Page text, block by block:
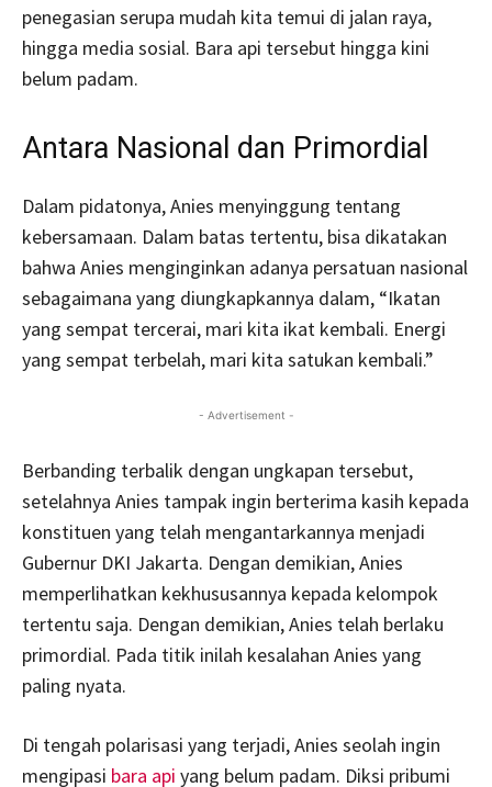
penegasian serupa mudah kita temui di jalan raya,
hingga media sosial. Bara api tersebut hingga kini
belum padam.
Antara Nasional dan Primordial
Dalam pidatonya, Anies menyinggung tentang
kebersamaan. Dalam batas tertentu, bisa dikatakan
bahwa Anies menginginkan adanya persatuan nasional
sebagaimana yang diungkapkannya dalam, “Ikatan
yang sempat tercerai, mari kita ikat kembali. Energi
yang sempat terbelah, mari kita satukan kembali.”
- Advertisement -
Berbanding terbalik dengan ungkapan tersebut,
setelahnya Anies tampak ingin berterima kasih kepada
konstituen yang telah mengantarkannya menjadi
Gubernur DKI Jakarta. Dengan demikian, Anies
memperlihatkan kekhususannya kepada kelompok
tertentu saja. Dengan demikian, Anies telah berlaku
primordial. Pada titik inilah kesalahan Anies yang
paling nyata.
Di tengah polarisasi yang terjadi, Anies seolah ingin
mengipasi bara api yang belum padam. Diksi pribumi